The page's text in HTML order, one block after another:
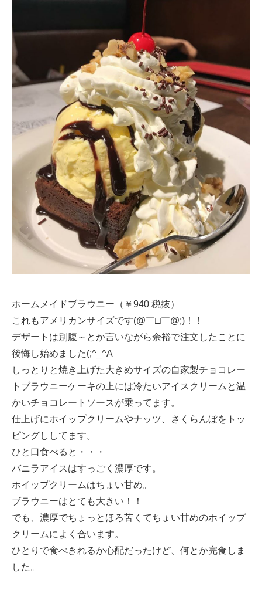
ホームメイドブラウニー（￥940 税抜）
これもアメリカンサイズです(@￣□￣@;)！！
デザートは別腹～とか言いながら余裕で注文したことに
後悔し始めました(;^_^A
しっとりと焼き上げた大きめサイズの自家製チョコレー
トブラウニーケーキの上には冷たいアイスクリームと温
かいチョコレートソースが乗ってます。
仕上げにホイップクリームやナッツ、さくらんぼをトッ
ピングししてます。
ひと口食べると・・・
バニラアイスはすっごく濃厚です。
ホイップクリームはちょい甘め。
ブラウニーはとても大きい！！
でも、濃厚でちょっとほろ苦くてちょい甘めのホイップ
クリームによく合います。
ひとりで食べきれるか心配だったけど、何とか完食しま
した。